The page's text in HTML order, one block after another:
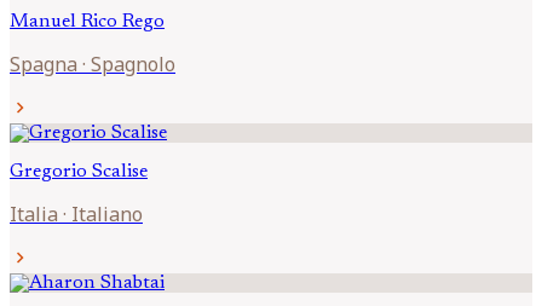
Manuel Rico Rego
Spagna · Spagnolo
chevron_right
Gregorio Scalise
Italia · Italiano
chevron_right